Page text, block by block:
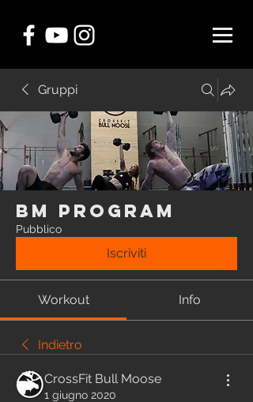
Gruppi
BM Program
Pubblico
Iscriviti
Workout Info
Indietro
CrossFit Bull Moose
1 giugno 2020